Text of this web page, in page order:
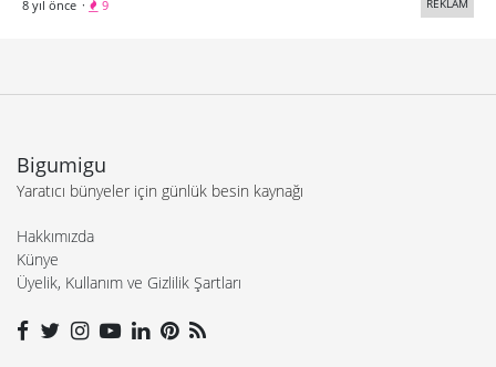
8 yıl önce · 9 REKLAM
Bigumigu
Yaratıcı bünyeler için günlük besin kaynağı
Hakkımızda
Künye
Üyelik, Kullanım ve Gizlilik Şartları